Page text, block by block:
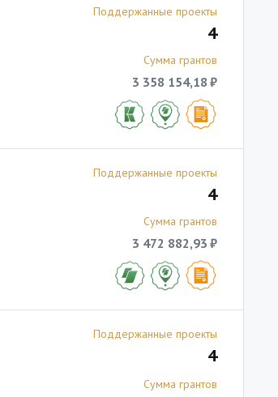
Поддержанные проекты
4
Сумма грантов
3 358 154,18 ₽
Поддержанные проекты
4
Сумма грантов
3 472 882,93 ₽
Поддержанные проекты
4
Сумма грантов